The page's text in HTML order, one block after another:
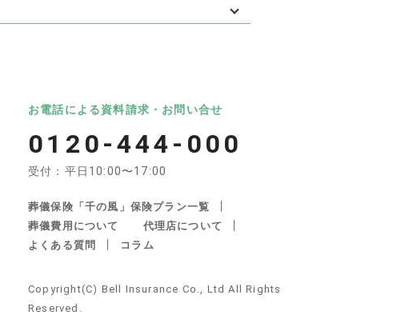
相続不動産サポート 安心できる遺品整理
お電話による資料請求・お問い合せ
0120-444-000
受付：平日10:00〜17:00
葬儀保険「千の風」保険プラン一覧
葬儀費用について
代理店について
よくある質問
コラム
Copyright(C) Bell Insurance Co., Ltd All Rights
Reserved.